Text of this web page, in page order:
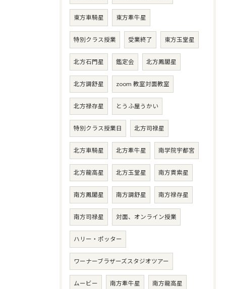
東方車騎星 東方牽牛星
特別クラス授業 受業終了 東方玉堂星
北方石門星 鑑定会 北方鳳閣星
北方調舒星 zoom 教室対面教室
北方禄存星 とうふ屋うかい
特別クラス授業日 北方司禄星
北方車騎星 北方牽牛星 南学院宇都宮
北方龍高星 北方玉堂星 南方貫索星
南方鳳閣星 南方調舒星 南方禄存星
南方司禄星 対面、オンライン授業
ハリー・ポッター
ワーナーブラザーズスタジオツアー
ムービー 南方牽牛星 南方龍高星